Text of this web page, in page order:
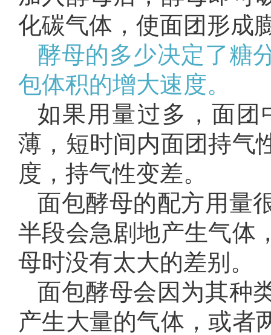
化碳气体，使面团形成
酵母的多少决定了糖
包体积的增大速度。
如果用量过多，面
薄，短时间内面团持气
度，持气性变差。
面包酵母的配方用量
半段会急剧地产生气体
母时没有太大的差别。
面包酵母会因为其种
产生大量的气体，或者